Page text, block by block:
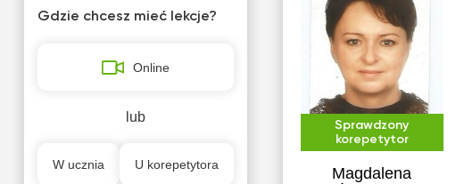
Sprawdzony
korepetytor
Magdalena
Szkola średnia (profil
Gdzie chcesz mieć lekcje?
Online
lub
W ucznia U korepetytora